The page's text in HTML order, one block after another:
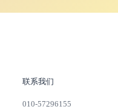
联系我们
010-57296155